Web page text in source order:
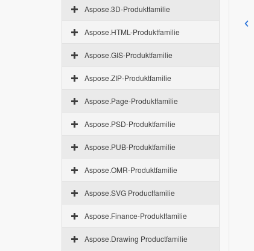
Aspose.3D-Produktfamilie
Aspose.HTML-Produktfamilie
Aspose.GIS-Produktfamilie
Aspose.ZIP-Produktfamilie
Aspose.Page-Produktfamilie
Aspose.PSD-Produktfamilie
Aspose.PUB-Produktfamilie
Aspose.OMR-Produktfamilie
Aspose.SVG Productfamilie
Aspose.Finance-Produktfamilie
Aspose.Drawing Productfamilie